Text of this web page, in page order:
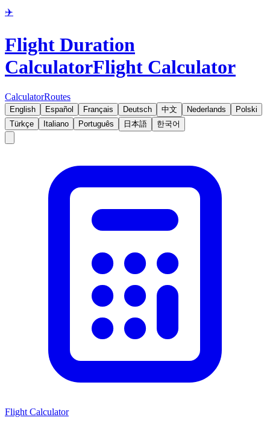
✈️
Flight Duration
CalculatorFlight Calculator
CalculatorRoutes
English Español Français Deutsch 中文 Nederlands
Polski
Türkçe
Italiano Português 日本語 한국어
Flight Calculator